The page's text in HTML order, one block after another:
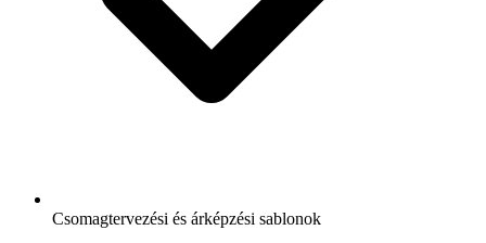
Csomagtervezési és árképzési sablonok